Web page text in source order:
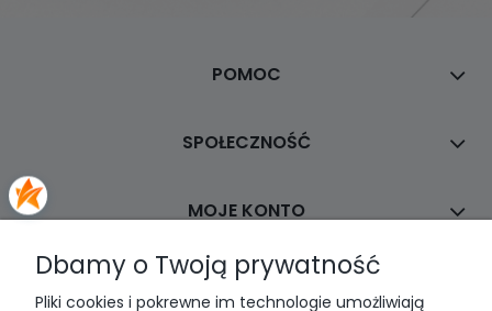
POMOC
SPOŁECZNOŚĆ
MOJE KONTO
PŁATNOŚCI I DOSTAWA
Dbamy o Twoją prywatność
Pliki cookies i pokrewne im technologie umożliwiają